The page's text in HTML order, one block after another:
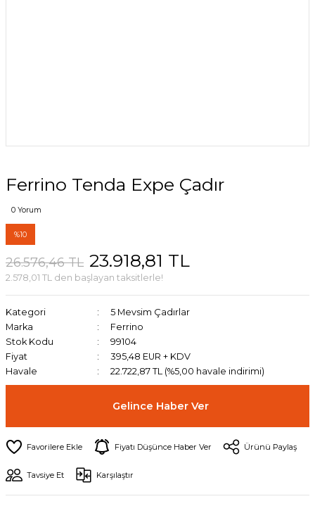
Ferrino Tenda Expe Çadır
0 Yorum
%10
26.576,46 TL 23.918,81 TL
2.578,01 TL den başlayan taksitlerle!
Kategori
5 Mevsim Çadırlar
Marka
Ferrino
Stok Kodu
99104
Fiyat
395,48 EUR + KDV
Havale
22.722,87 TL (%5,00 havale indirimi)
Gelince Haber Ver
Fiyatı Düşünce Haber Ver Ürünü Paylaş
Tavsiye Et Karşılaştır